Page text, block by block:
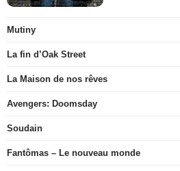
Mutiny
La fin d’Oak Street
La Maison de nos rêves
Avengers: Doomsday
Soudain
Fantômas – Le nouveau monde